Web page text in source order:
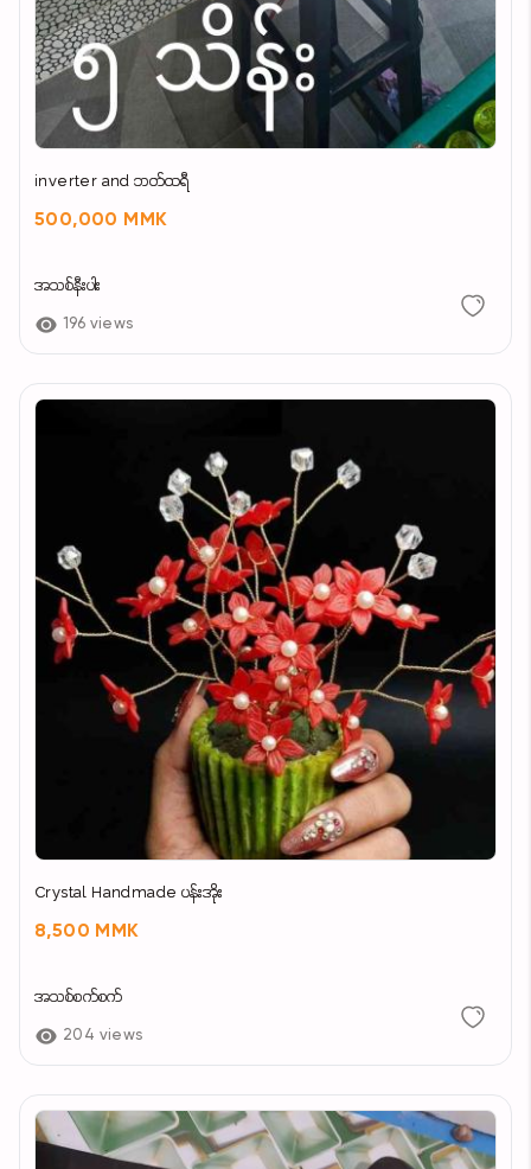
inverter and ဘတ်ထရီ
500,000 MMK
အသစ်နီးပါး
196 views
Crystal Handmade ပန်းအိုး
8,500 MMK
အသစ်စက်စက်
204 views